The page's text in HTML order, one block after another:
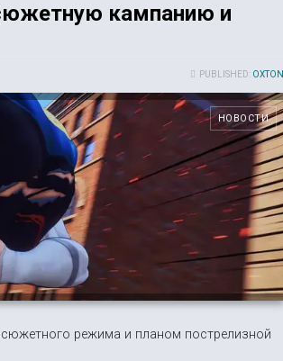
кампанию и
PUBLISHED: OXTON
НОВОСТИ
режима и планом пострелизной